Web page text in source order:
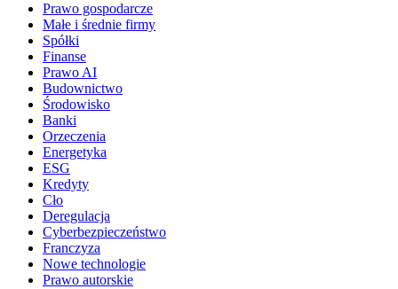
Prawo gospodarcze
Małe i średnie firmy
Spółki
Finanse
Prawo AI
Budownictwo
Środowisko
Banki
Orzeczenia
Energetyka
ESG
Kredyty
Cło
Deregulacja
Cyberbezpieczeństwo
Franczyza
Nowe technologie
Prawo autorskie